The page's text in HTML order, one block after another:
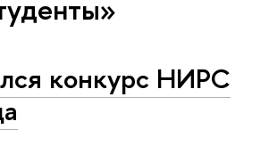
конкурс НИРС